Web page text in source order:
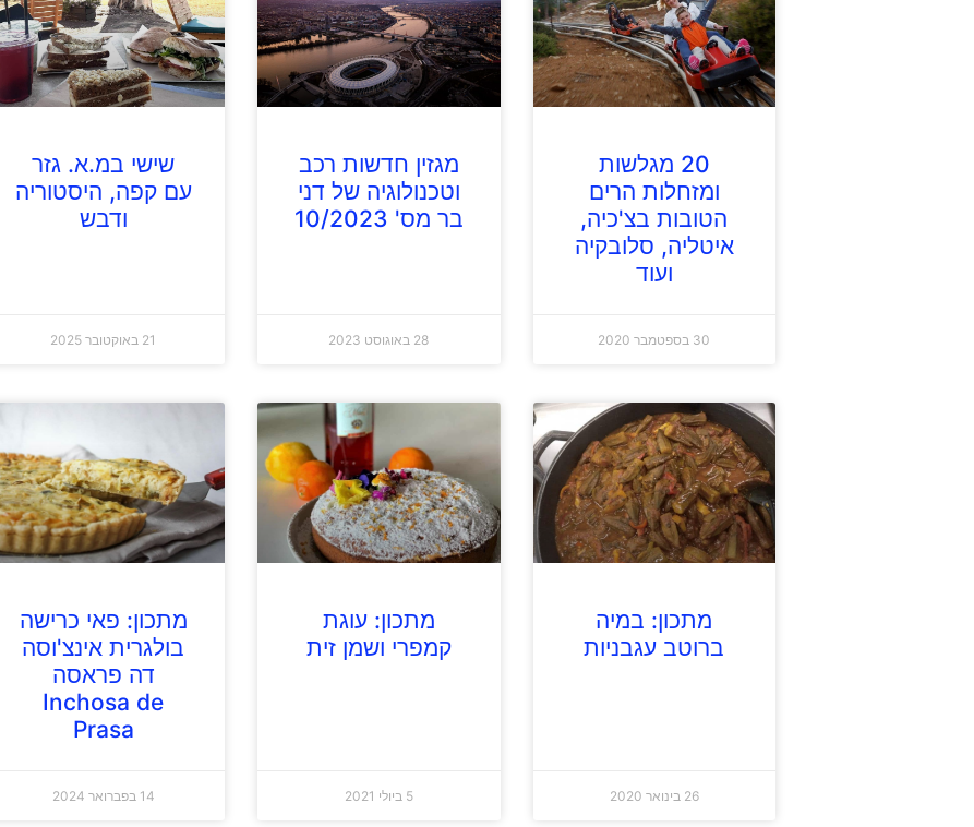
20 מגלשות
ומזחלות הרים
הטובות בצ'כיה,
איטליה, סלובקיה
ועוד
30 בספטמבר 2020
מגזין חדשות רכב
וטכנולוגיה של דני
בר מס' 10/2023
28 באוגוסט 2023
שישי במ.א. גזר
עם קפה, היסטוריה
ודבש
21 באוקטובר 2025
מתכון: במיה
ברוטב עגבניות
26 בינואר 2020
מתכון: עוגת
קמפרי ושמן זית
5 ביולי 2021
מתכון: פאי כרישה
בולגרית אינצ'וסה
דה פראסה
Inchosa de
Prasa
14 בפברואר 2024